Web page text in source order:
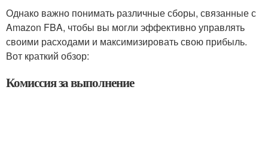
Однако важно понимать различные сборы, связанные с
Amazon FBA, чтобы вы могли эффективно управлять
своими расходами и максимизировать свою прибыль.
Вот краткий обзор:
Комиссия за выполнение